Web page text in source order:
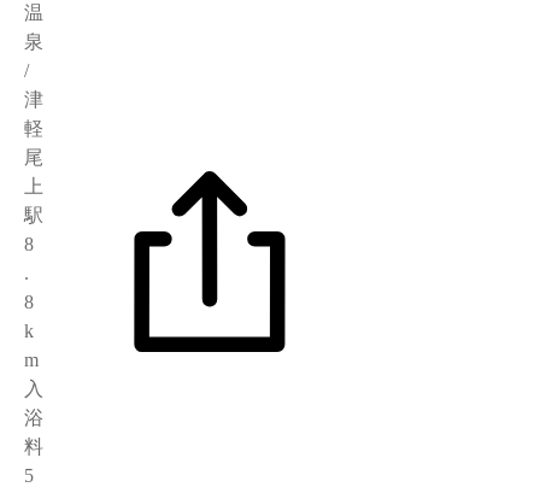
温
泉
/
津
軽
尾
上
駅
8
.
8
k
m
入
浴
料
5